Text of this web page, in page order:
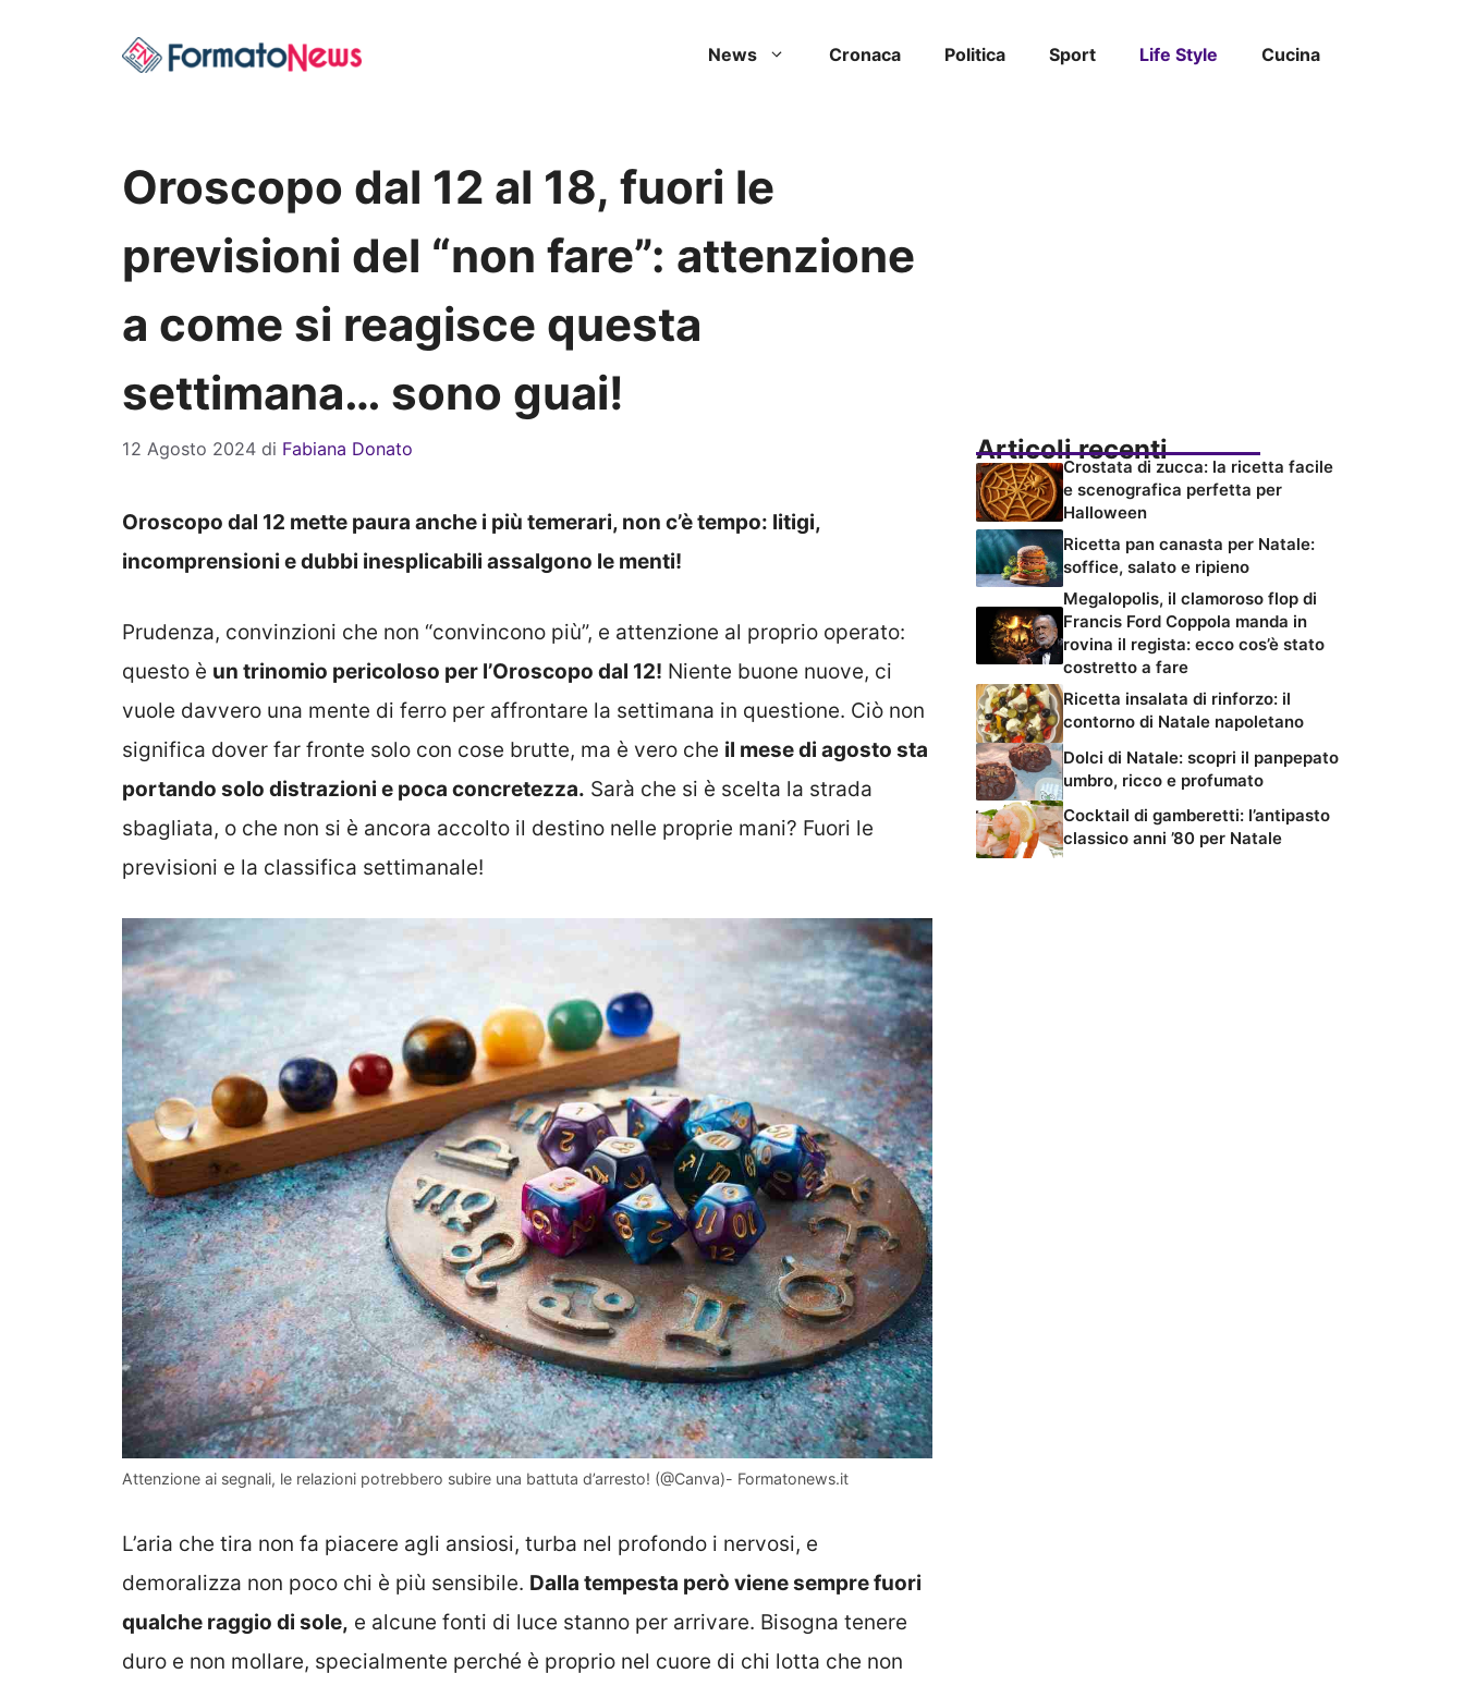
News Cronaca Politica Sport Life Style Cucina
Oroscopo dal 12 al 18, fuori le
previsioni del “non fare”: attenzione
a come si reagisce questa
settimana… sono guai!
12 Agosto 2024 di Fabiana Donato
Oroscopo dal 12 mette paura anche i più temerari, non c’è tempo: litigi,
incomprensioni e dubbi inesplicabili assalgono le menti!
Prudenza, convinzioni che non “convincono più”, e attenzione al proprio operato:
questo è un trinomio pericoloso per l’Oroscopo dal 12! Niente buone nuove, ci
vuole davvero una mente di ferro per affrontare la settimana in questione. Ciò non
significa dover far fronte solo con cose brutte, ma è vero che il mese di agosto sta
portando solo distrazioni e poca concretezza. Sarà che si è scelta la strada
sbagliata, o che non si è ancora accolto il destino nelle proprie mani? Fuori le
previsioni e la classifica settimanale!
Attenzione ai segnali, le relazioni potrebbero subire una battuta d’arresto! (@Canva)- Formatonews.it
L’aria che tira non fa piacere agli ansiosi, turba nel profondo i nervosi, e
demoralizza non poco chi è più sensibile. Dalla tempesta però viene sempre fuori
qualche raggio di sole, e alcune fonti di luce stanno per arrivare. Bisogna tenere
duro e non mollare, specialmente perché è proprio nel cuore di chi lotta che non
Articoli recenti
Crostata di zucca: la ricetta facile
e scenografica perfetta per
Halloween
Ricetta pan canasta per Natale:
soffice, salato e ripieno
Megalopolis, il clamoroso flop di
Francis Ford Coppola manda in
rovina il regista: ecco cos’è stato
costretto a fare
Ricetta insalata di rinforzo: il
contorno di Natale napoletano
Dolci di Natale: scopri il panpepato
umbro, ricco e profumato
Cocktail di gamberetti: l’antipasto
classico anni ’80 per Natale